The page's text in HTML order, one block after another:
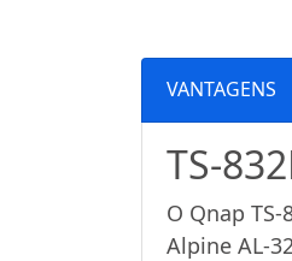
VANTAGENS
TS-
O Qnap
Alpine AL-